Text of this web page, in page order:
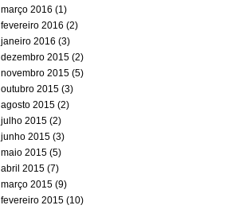
março 2016 (1)
fevereiro 2016 (2)
janeiro 2016 (3)
dezembro 2015 (2)
novembro 2015 (5)
outubro 2015 (3)
agosto 2015 (2)
julho 2015 (2)
junho 2015 (3)
maio 2015 (5)
abril 2015 (7)
março 2015 (9)
fevereiro 2015 (10)